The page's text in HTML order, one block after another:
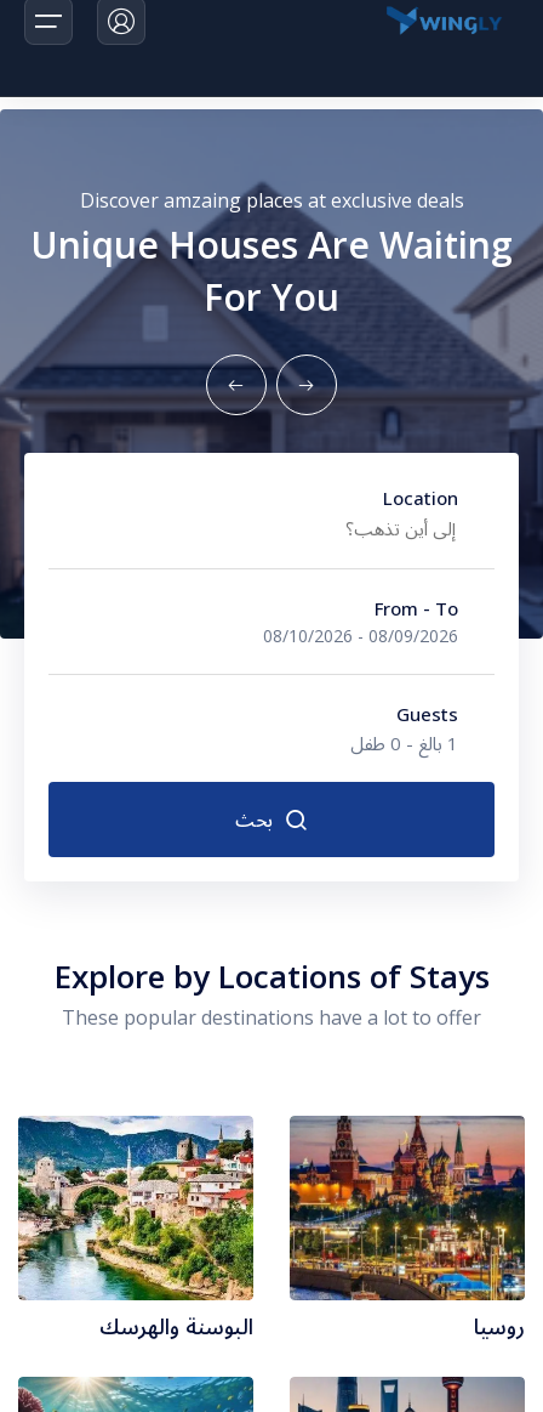
الرحلات
اخبارنا
تواصل معانا
Discover amzaing places at exclusive deals
Unique Houses Are Waiting
For You
Location
المالديف
تايلاند
سريلانكا
ماليزيا
ألبانيا
أرمينيا
أذربيجان
From - To
08/09/2026
-
08/10/2026
Guests
1 بالغ
- 0 طفل
الغرف
بالغون
بحث
Explore by Locations of Stays
These popular destinations have a lot to offer
روسيا البوسنة والهرسك